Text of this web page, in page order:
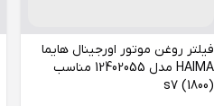
فیلتر روغن موتور اورجینال هایما
HAIMA مدل 12402055 مناسب
(1800) s7